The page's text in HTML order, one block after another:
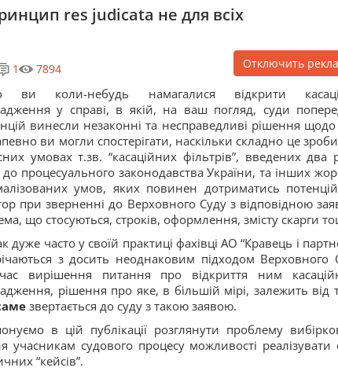
res judicata не для всіх
1 7894 Отключить
ви коли-небудь намагалися відкрити
у справі, в якій, на ваш погляд, суди
винесли незаконні та несправедливі рішення щодо
ви могли спостерігати, наскільки складно це
умовах т.зв. “касаційних фільтрів”, введених два
процесуального законодавства України, та інших
умов, яких повинен дотриматись
при зверненні до Верховного Суду з відповідною
що стосуються, строків, оформлення, змісту скарги
дуже часто у своїй практиці фахівці АО “Кравець і
з досить неоднаковим підходом Верховного
вирішення питання про відкриття ним
рішення про яке, в більшій мірі, залежить від
звертається до суду з такою заявою.
в цій публікації розглянути проблему
учасникам судового процесу можливості реалізувати
“кейсів”.